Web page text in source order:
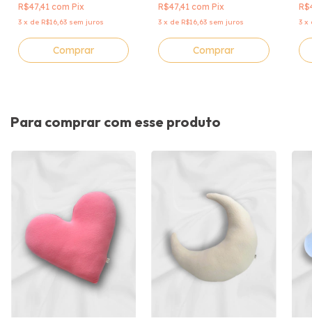
R$47,41 com Pix
3 x de R$16,63 sem juros
R$47,41com Pix
3 x de R$16,63 sem juros 3 x
Para comprar com esse produto